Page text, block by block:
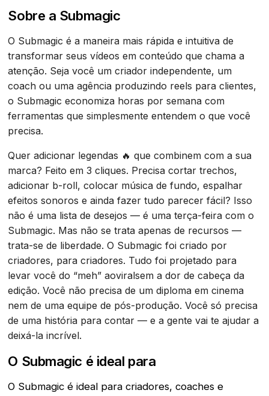
Sobre a Submagic
O Submagic é a maneira mais rápida e intuitiva de
transformar seus vídeos em conteúdo que chama a
atenção. Seja você um criador independente, um
coach ou uma agência produzindo reels para clientes,
o Submagic economiza horas por semana com
ferramentas que simplesmente entendem o que você
precisa.
Quer adicionar legendas 🔥 que combinem com a sua
marca? Feito em 3 cliques. Precisa cortar trechos,
adicionar b-roll, colocar música de fundo, espalhar
efeitos sonoros e ainda fazer tudo parecer fácil? Isso
não é uma lista de desejos — é uma terça-feira com o
Submagic. Mas não se trata apenas de recursos —
trata-se de liberdade. O Submagic foi criado por
criadores, para criadores. Tudo foi projetado para
levar você do “meh” aoviralsem a dor de cabeça da
edição. Você não precisa de um diploma em cinema
nem de uma equipe de pós-produção. Você só precisa
de uma história para contar — e a gente vai te ajudar a
deixá-la incrível.
O Submagic é ideal para
O Submagic é ideal para criadores, coaches e